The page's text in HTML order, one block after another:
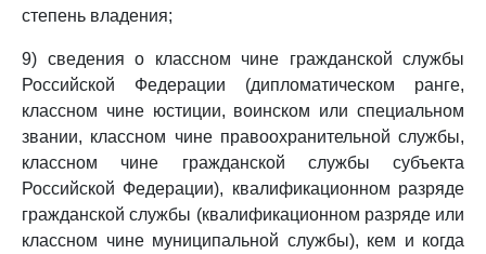
степень владения;
9) сведения о классном чине гражданской службы
Российской Федерации (дипломатическом ранге,
классном чине юстиции, воинском или специальном
звании, классном чине правоохранительной службы,
классном чине гражданской службы субъекта
Российской Федерации), квалификационном разряде
гражданской службы (квалификационном разряде или
классном чине муниципальной службы), кем и когда